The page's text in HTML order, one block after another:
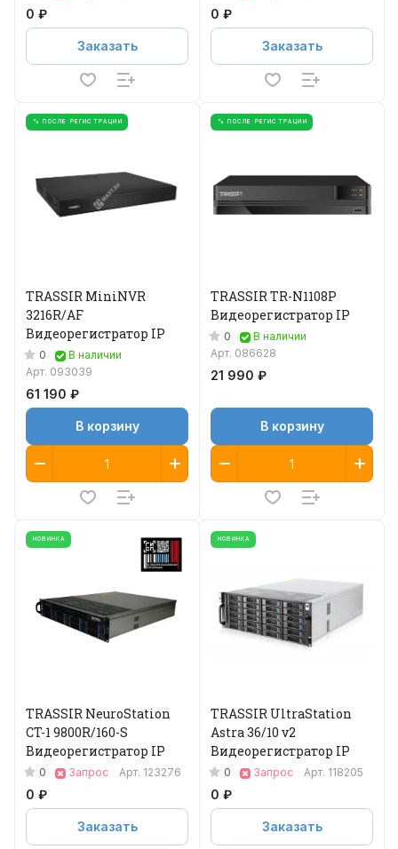
0 ₽
Заказать
0 ₽
Заказать
% ПОСЛЕ РЕГИСТРАЦИИ
TRASSIR MiniNVR
3216R/AF
Видеорегистратор IP
0
В наличии
Арт. 093039
61 190 ₽
В корзину
% ПОСЛЕ РЕГИСТРАЦИИ
TRASSIR TR-N1108P
Видеорегистратор IP
0
В наличии
Арт. 086628
21 990 ₽
В корзину
НОВИНКА
TRASSIR NeuroStation
CT-1 9800R/160-S
Видеорегистратор IP
0 Запрос Арт. 123276
0 ₽
Заказать
НОВИНКА
TRASSIR UltraStation
Astra 36/10 v2
Видеорегистратор IP
0 Запрос Арт. 118205
0 ₽
Заказать